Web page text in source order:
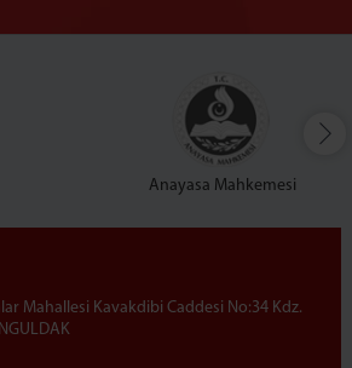
Anayasa Mahkemesi
Mahallesi Kavakdibi Caddesi No:34 Kdz.